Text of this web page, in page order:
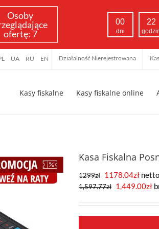
UA RU EN Działalność Nierejestrowana
Kasy fiskalne Kasy fiskalne online
Kasa Fiskalna
1299zł 1178.04zł
1,597.77zł Pierwotna
wynosiła:
1,597.77zł.
1,449.00zł
Osoby
ofertę: 7
00
dni
22